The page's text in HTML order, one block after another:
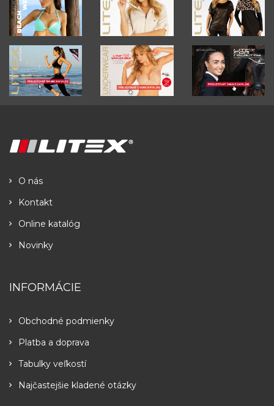
O nás
Kontakt
Online katalóg
Novinky
INFORMÁCIE
Obchodné podmienky
Platba a doprava
Tabulky veľkostí
Najčastejšie kladené otázky